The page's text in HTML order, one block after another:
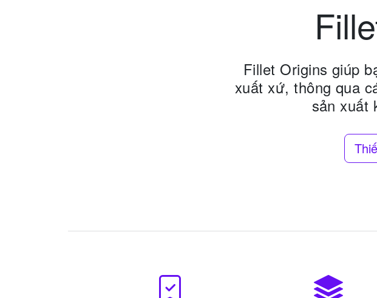
Fillet Origins giúp
xuất xứ, thông qua
sản xuất